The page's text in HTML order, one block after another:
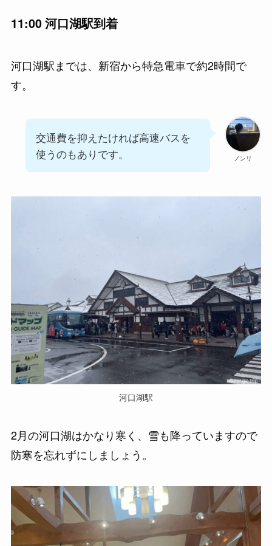
11:00 河口湖駅到着
河口湖駅までは、新宿から特急電車で約2時間で
す。
ノンリ
交通費を抑えたければ高速バスを
使うのもありです。
河口湖駅
2月の河口湖はかなり寒く、雪も降っていますので
防寒を忘れずにしましょう。